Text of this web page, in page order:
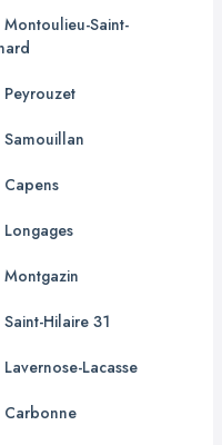
Montoulieu-Saint-
Peyrouzet
Samouillan
Capens
Longages
Montgazin
Saint-Hilaire 31
Lavernose-Lacasse
Carbonne